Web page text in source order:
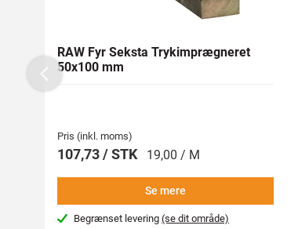
RAW Fyr Seksta Trykimprægneret
50x100 mm
Pris (inkl. moms)
107,73 / STK 19,00 / M
Se mere
Begrænset levering(se dit område)
Previous